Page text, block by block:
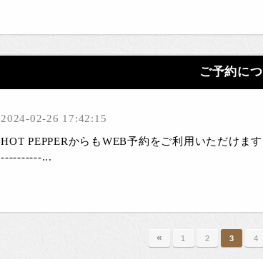
ご予約に
2024-02-26 17:42:15
HOT PEPPERからもWEB予約をご利用いただけ
----------...
« 1 2 3 4